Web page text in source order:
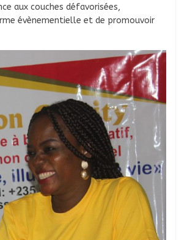
aux couches défavorisées,
évènementielle et de promouvoir